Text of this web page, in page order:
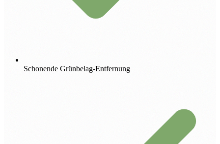
Schonende Grünbelag-Entfernung